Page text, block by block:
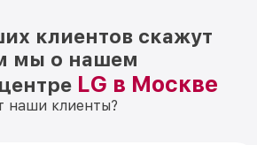
клиентов скажут
мы о нашем
LG в Москве
наши клиенты?